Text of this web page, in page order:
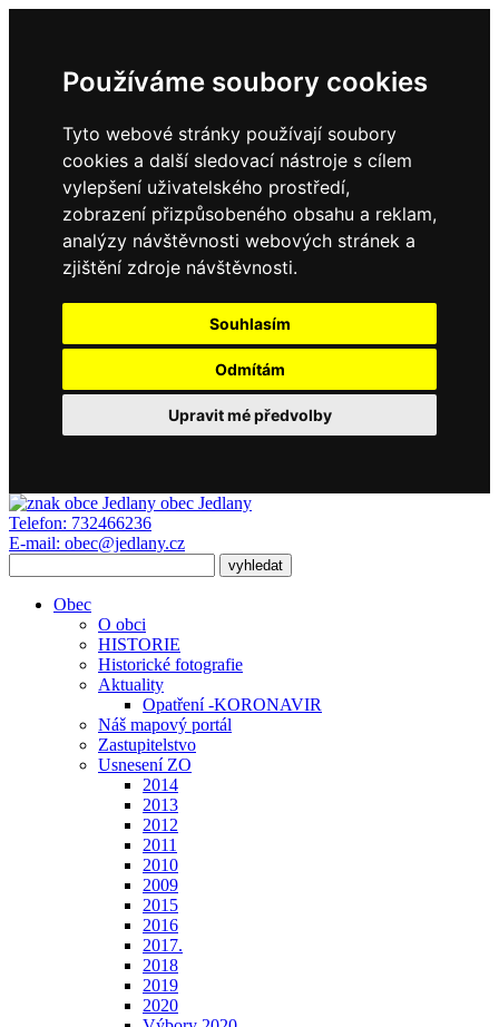
Používáme soubory cookies
Tyto webové stránky používají soubory
cookies a další sledovací nástroje s cílem
vylepšení uživatelského prostředí,
zobrazení přizpůsobeného obsahu a reklam,
analýzy návštěvnosti webových stránek a
zjištění zdroje návštěvnosti.
Souhlasím
Odmítám
Upravit mé předvolby
obec Jedlany
Telefon: 732466236
E-mail: obec@jedlany.cz
Obec
O obci
HISTORIE
Historické fotografie
Aktuality
Opatření -KORONAVIR
Náš mapový portál
Zastupitelstvo
Usnesení ZO
2014
2013
2012
2011
2010
2009
2015
2016
2017.
2018
2019
2020